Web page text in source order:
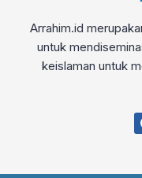
Arrahim.id
untuk
keislaman untuk